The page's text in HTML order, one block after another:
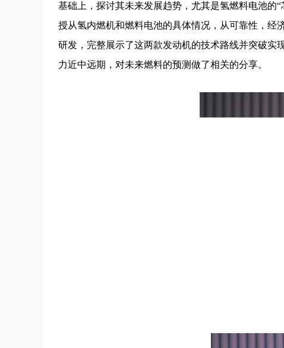
基础上，探讨其未来发展趋势，尤其是氢燃料电池的
授从氢内燃机和燃料电池的具体情况，从可靠性，经
研发，完整展示了这两款发动机的技术路线并突破实
力近中远期，对未来燃料的预测做了相关的分享。